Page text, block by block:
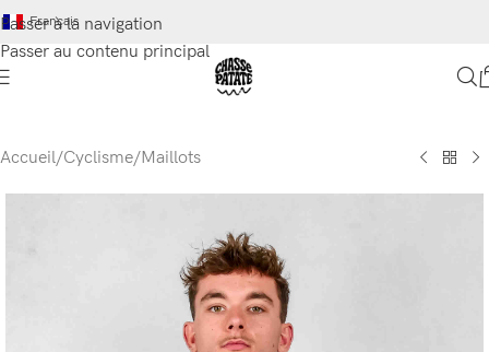
Passer à la navigation
Passer au contenu principal
Français
Accueil/Cyclisme/Maillots